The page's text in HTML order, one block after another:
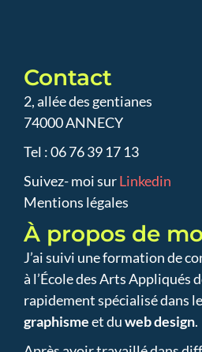
Contact
2, allée des gentianes
74000 ANNECY
Tel : 06 76 39 17 13
Suivez- moi surLinkedin
Mentions légales
À propos de
J’ai suivi une formation de
à l’École des Arts Appliqués
rapidement spécialisé dans
graphismeet duweb design.